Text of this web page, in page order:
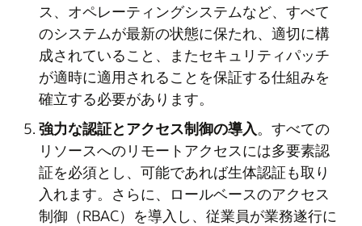
ス、オペレーティングシステムなど、すべて
のシステムが最新の状態に保たれ、適切に構
成されていること、またセキュリティパッチ
が適時に適用されることを保証する仕組みを
確立する必要があります。
強力な認証とアクセス制御の導入。すべての
リソースへのリモートアクセスには多要素認
証を必須とし、可能であれば生体認証も取り
入れます。さらに、ロールベースのアクセス
制御（RBAC）を導入し、従業員が業務遂行に